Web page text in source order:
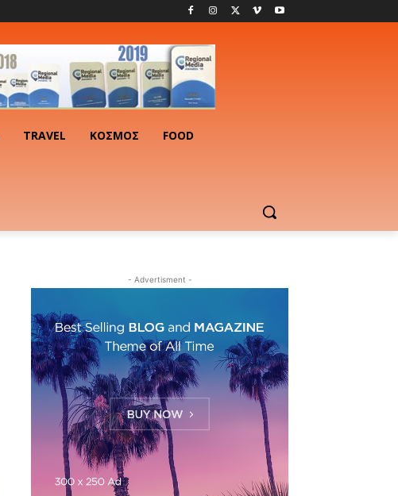
TRAVEL ΚΟΣΜΟΣ FOOD
- Advertisment -